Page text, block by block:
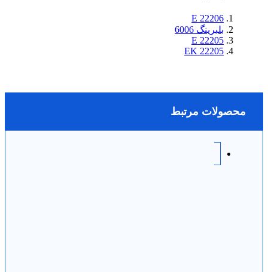
22206 E
بلبرینگ 6006
22205 E
22205 EK
محصولات مرتبط